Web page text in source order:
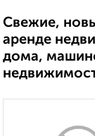
Свежие,
аренде
дома,